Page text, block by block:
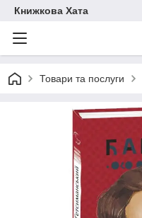
Книжкова Хата
Товари та послуги